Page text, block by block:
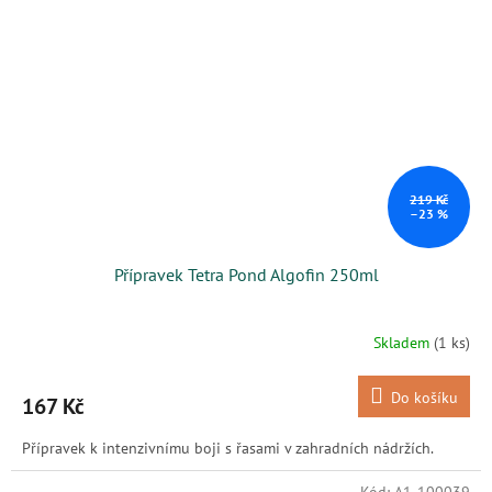
219 Kč
–23 %
Přípravek Tetra Pond Algofin 250ml
Skladem (1 ks)
167 Kč Do košíku
Přípravek k intenzivnímu boji s řasami v zahradních nádržích.